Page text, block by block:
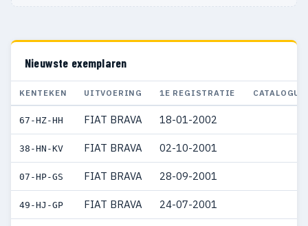
Nieuwste exemplaren
KENTEKEN UITVOERING 1E REGISTRATIE
67-HZ-HH FIAT BRAVA 18-01-2002
38-HN-KV FIAT BRAVA 02-10-2001
07-HP-GS FIAT BRAVA 28-09-2001
49-HJ-GP FIAT BRAVA 24-07-2001